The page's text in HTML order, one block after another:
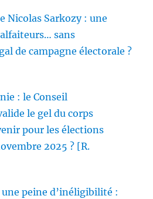
Nicolas Sarkozy : une
sans
de campagne électorale ?
: le Conseil
le gel du corps
pour les élections
2025 ? [R.
peine d’inéligibilité :